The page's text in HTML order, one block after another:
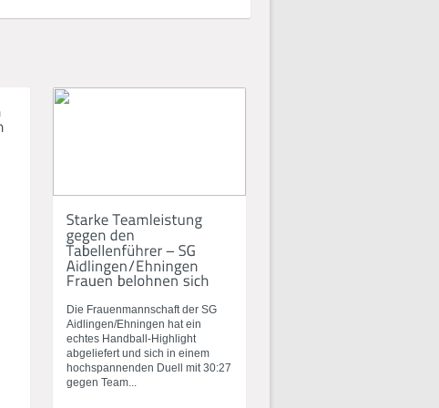
Die Frauenmannschaft der SG
Aidlingen/Ehningen hat ein
echtes Handball-Highlight
abgeliefert und sich in einem
hochspannenden Duell mit 30:27
gegen Team...